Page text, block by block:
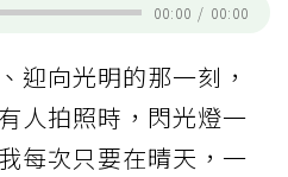
00:00 / 00:00
迎向光明的那一刻，
人拍照時，閃光燈一
每次只要在晴天，一